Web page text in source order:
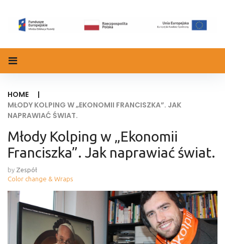
content
HOME
|
MŁODY KOLPING W „EKONOMII FRANCISZKA”. JAK
NAPRAWIAĆ ŚWIAT.
Młody Kolping w „Ekonomii
Franciszka”. Jak naprawiać świat.
by Zespół
Color change & Wraps